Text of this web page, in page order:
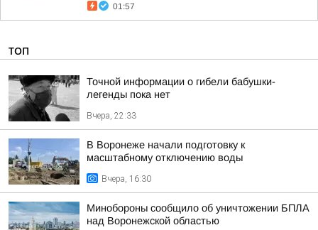
01:57
ТОП
Точной информации о гибели бабушки-
легенды пока нет
Вчера, 22:33
В Воронеже начали подготовку к
масштабному отключению воды
Вчера, 16:30
Минобороны сообщило об уничтожении БПЛА
над Воронежской областью